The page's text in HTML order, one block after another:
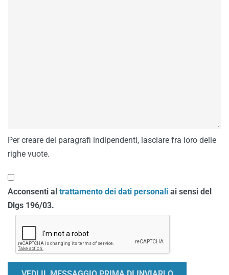
Per creare dei paragrafi indipendenti, lasciare fra loro delle
righe vuote.
Acconsenti al trattamento dei dati personali ai sensi del
Dlgs 196/03.